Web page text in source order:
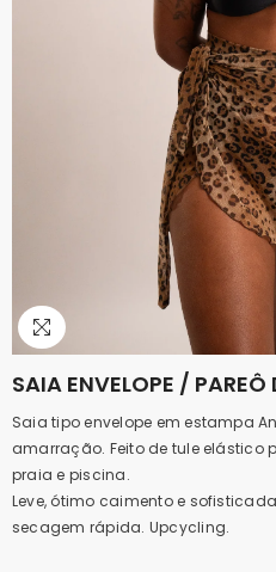
SAIA ENVELOPE /
Saia tipo envelope em estampa
amarração. Feito de tule elástico
praia e piscina.
Leve, ótimo caimento e
secagem rápida. Upcycling.